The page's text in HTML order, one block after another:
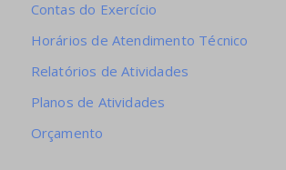
Contas do Exercício
Horários de Atendimento Técnico
Relatórios de Atividades
Planos de Atividades
Orçamento